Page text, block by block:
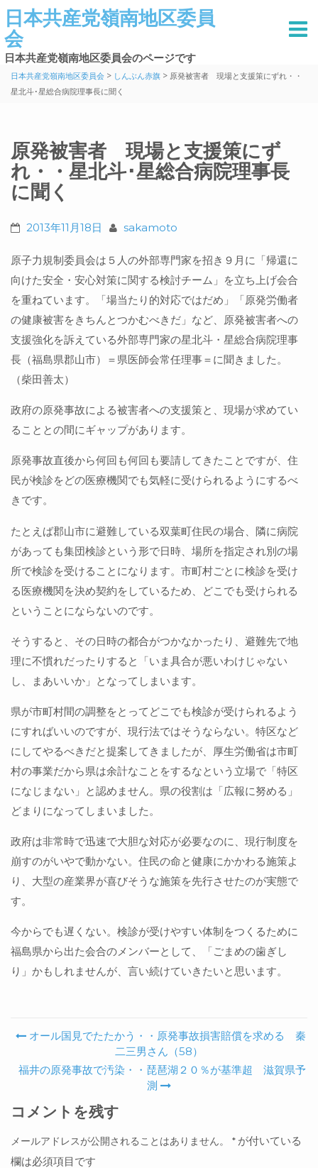
日本共産党嶺南地区委員
会
日本共産党嶺南地区委員会のページです
日本共産党嶺南地区委員会 > しんぶん赤旗 > 原発被害者 現場と支援策にずれ・・
星北斗･星総合病院理事長に聞く
原発被害者 現場と支援策にず
れ・・星北斗･星総合病院理事長
に聞く
2013年11月18日 sakamoto
原子力規制委員会は５人の外部専門家を招き９月に「帰還に
向けた安全・安心対策に関する検討チーム」を立ち上げ会合
を重ねています。「場当たり的対応ではだめ」「原発労働者
の健康被害をきちんとつかむべきだ」など、原発被害者への
支援強化を訴えている外部専門家の星北斗・星総合病院理事
長（福島県郡山市）＝県医師会常任理事＝に聞きました。
（柴田善太）
政府の原発事故による被害者への支援策と、現場が求めてい
ることとの間にギャップがあります。
原発事故直後から何回も何回も要請してきたことですが、住
民が検診をどの医療機関でも気軽に受けられるようにするべ
きです。
たとえば郡山市に避難している双葉町住民の場合、隣に病院
があっても集団検診という形で日時、場所を指定され別の場
所で検診を受けることになります。市町村ごとに検診を受け
る医療機関を決め契約をしているため、どこでも受けられる
ということにならないのです。
そうすると、その日時の都合がつかなかったり、避難先で地
理に不慣れだったりすると「いま具合が悪いわけじゃない
し、まあいいか」となってしまいます。
県が市町村間の調整をとってどこでも検診が受けられるよう
にすればいいのですが、現行法ではそうならない。特区など
にしてやるべきだと提案してきましたが、厚生労働省は市町
村の事業だから県は余計なことをするなという立場で「特区
になじまない」と認めません。県の役割は「広報に努める」
どまりになってしまいました。
政府は非常時で迅速で大胆な対応が必要なのに、現行制度を
崩すのがいやで動かない。住民の命と健康にかかわる施策よ
り、大型の産業界が喜びそうな施策を先行させたのが実態で
す。
今からでも遅くない。検診が受けやすい体制をつくるために
福島県から出た会合のメンバーとして、「ごまめの歯ぎし
り」かもしれませんが、言い続けていきたいと思います。
Post navigation
オール国見でたたかう・・原発事故損害賠償を求める 秦
二三男さん（58）
福井の原発事故で汚染・・琵琶湖２０％が基準超 滋賀県予
測
コメントを残す
メールアドレスが公開されることはありません。 * が付いている
欄は必須項目です